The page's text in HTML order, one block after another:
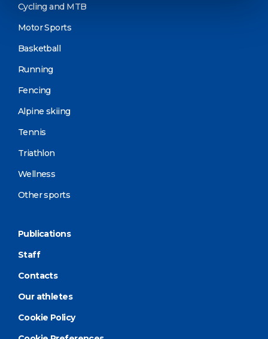
Cycling and MTB
Motor Sports
Basketball
Running
Fencing
Alpine skiing
Tennis
Triathlon
Wellness
Other sports
Publications
Staff
Contacts
Our athletes
Cookie Policy